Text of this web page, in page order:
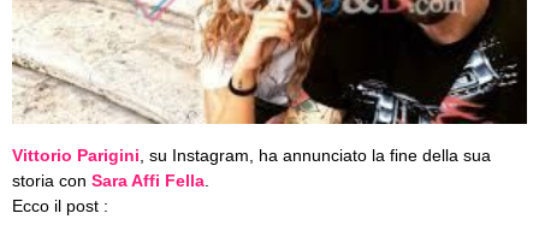
Vittorio Parigini, su Instagram, ha annunciato la fine della sua
storia con Sara Affi Fella.
Ecco il post :